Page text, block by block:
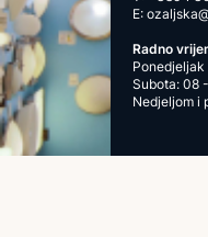
E:
Radno
Subota: 08
Nedjeljom i